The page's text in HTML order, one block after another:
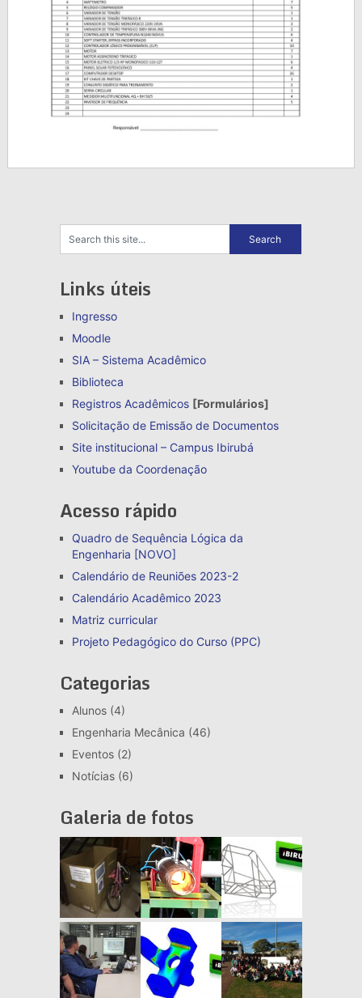
Links úteis
Ingresso
Moodle
SIA – Sistema Acadêmico
Biblioteca
Registros Acadêmicos [Formulários]
Solicitação de Emissão de Documentos
Site institucional – Campus Ibirubá
Youtube da Coordenação
Acesso rápido
Quadro de Sequência Lógica da
Engenharia [NOVO]
Calendário de Reuniões 2023-2
Calendário Acadêmico 2023
Matriz curricular
Projeto Pedagógico do Curso (PPC)
Categorias
Alunos(4)
Engenharia Mecânica (46)
Eventos(2)
Notícias(6)
Galeria de fotos